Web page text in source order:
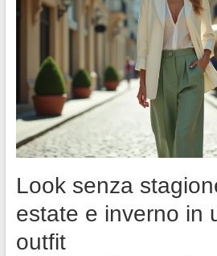
Look senza
estate e inverno in
outfit